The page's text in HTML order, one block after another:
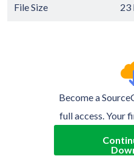
File Size 23
Become a
full access. Your